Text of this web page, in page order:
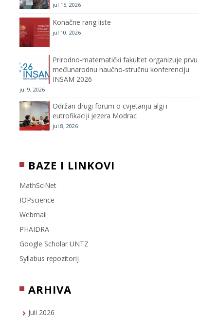
e
jul 15, 2026
Konačne rang liste
jul 10, 2026
Prirodno-matematički fakultet organizuje prvu
međunarodnu naučno-stručnu konferenciju
INSAM 2026
jul 9, 2026
Održan drugi forum o cvjetanju algi i
eutrofikaciji jezera Modrac
jul 8, 2026
BAZE I LINKOVI
MathSciNet
IOPscience
Webmail
PHAIDRA
Google Scholar UNTZ
Syllabus repozitorij
ARHIVA
Juli 2026